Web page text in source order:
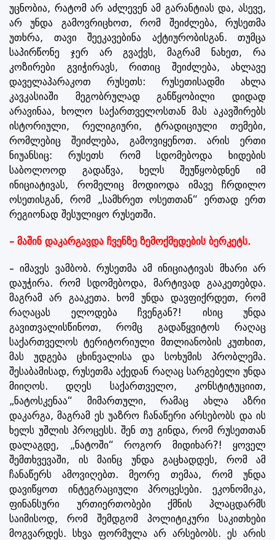
უცნობია, რატომ არ აძლევენ ამ გარანტიას და, ასევე,
არ უნდა გამოვრიცხოთ, რომ შეიძლება, რუსეთმა
უთხრა, თავი შეეკავებინა აქტიურობისგან. თუმცა
საპირწონე ჯერ არ გვაქვს, მაგრამ ნახეთ, რა
კოზირები გვიჭირავს, რითიც შეიძლება, ახლავე
დაველაპარაკოთ რუსეთს: რუსეთისადმი ახლა
კავკასიაში მეგობრულად განწყობილი დიდად
არავინაა, ხოლო საქართველოსთან მას აკავშირებს
ისტორიული, რელიგიური, ტრადიციული თემები,
რომლებიც შეიძლება, გამოვიყენოთ. არის ერთი
ნიუანსიც: რუსეთს რომ სდომებოდა ხიდების
საბოლოოდ გადაწვა, ხელს შეუწყობდნენ იმ
ინიციატივას, რომელიც მოდიოდა იმავე ჩრდილო
ოსეთისგან, რომ „სამხრეთ ოსეთთან“ ერთად ერთ
რეგიონად შესულიყო რუსეთში.
– მაშინ დაკარგავდა ჩვენზე ზემოქმედების ბერკეტს.
– იმავეს ვამბობ. რუსეთმა ამ ინიციატივას მხარი არ
დაუჭირა. რომ სდომებოდა, მარტივად გააკეთებდა.
მაგრამ არ გააკეთა. ხომ უნდა დავფიქრდეთ, რომ
რაღაცას ელოდება ჩვენგან?! ისიც უნდა
გავითვალისწინოთ, რომც გადაწყვიტოს რაღაც
საქართველოს ტერიტორიული მთლიანობის კუთხით,
მას უდგება ცხინვალისა და სოხუმის პრობლემა.
შესაბამისად, რუსეთმა აქედან რაღაც სარგებელი უნდა
მიიღოს. დღეს საქართველო, კონსტიტუციით,
„ნატოსკენაა“ მიმართული, რამაც ახლა აზრი
დაკარგა, მაგრამ ეს უაზრო ჩანაწერი არსებობს და ის
ხელს უშლის პროცესს. შენ თუ გინდა, რომ რუსეთთან
დალაგდე, „ნატოში“ როგორ მიდიხარ?! ყოველ
შემთხვევაში, ის მაინც უნდა გაცხადდეს, რომ ამ
ჩანაწერს ამოვიღებთ. მეორე თემაა, რომ უნდა
დავიწყოთ ინტეგრაციული პროცესები. ეკონომიკა,
ფინანსური ურთიერთობები ქმნის პლაცდარმს
საიმისოდ, რომ შემდგომ პოლიტიკური საკითხები
მოგვარდეს. სხვა ფორმულა არ არსებობს. ეს არის